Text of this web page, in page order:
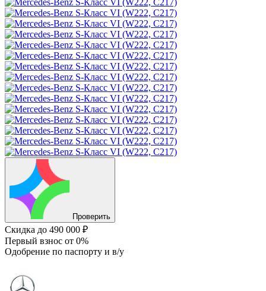
Проверить
Скидка до 490 000 ₽
Первый взнос от 0%
Одобрение по паспорту и в/у